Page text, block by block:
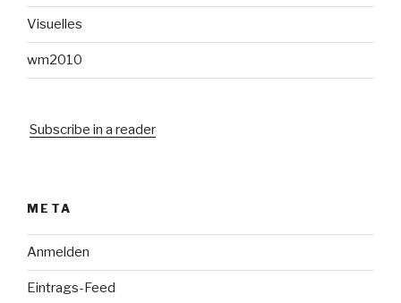
Visuelles
wm2010
Subscribe in a reader
META
Anmelden
Eintrags-Feed